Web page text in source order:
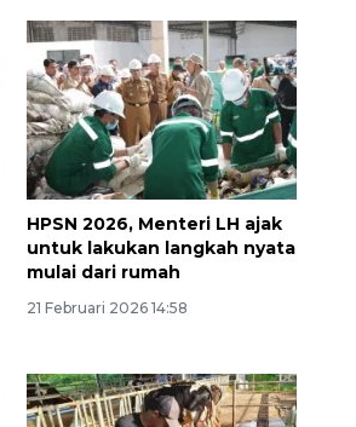
HPSN 2026, Menteri LH ajak
untuk lakukan langkah nyata
mulai dari rumah
21 Februari 2026 14:58